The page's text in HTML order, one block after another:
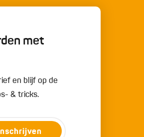
met
en blijf op de
& tricks.